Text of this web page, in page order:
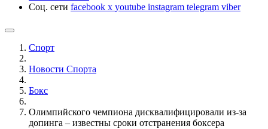
Соц. сети facebook x youtube instagram telegram viber
Спорт
Новости Cпорта
Бокс
Олимпийского чемпиона дисквалифицировали из-за
допинга – известны сроки отстранения боксера